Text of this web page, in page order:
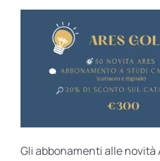
Gli abbonamenti alle novità